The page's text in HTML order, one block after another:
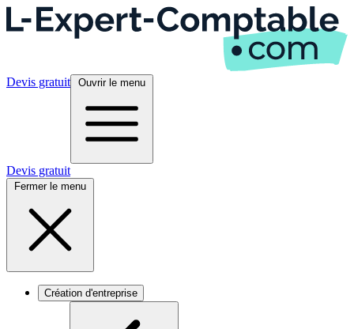
Devis gratuit Ouvrir le menu
Devis gratuit
Fermer le menu
Création d'entreprise